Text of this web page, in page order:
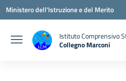
Vai ai contenuti
Vai al menu di navigazione
Vai al footer
Ministero dell'Istruzione e del Merito
Istituto Comprensivo
Collegno Marconi